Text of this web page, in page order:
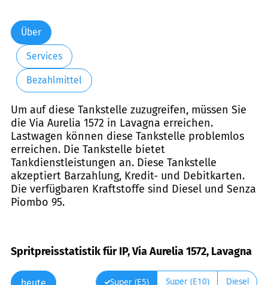
Über
Services
Bezahlmittel
Um auf diese Tankstelle zuzugreifen, müssen Sie
die Via Aurelia 1572 in Lavagna erreichen.
Lastwagen können diese Tankstelle problemlos
erreichen. Die Tankstelle bietet
Tankdienstleistungen an. Diese Tankstelle
akzeptiert Barzahlung, Kredit- und Debitkarten.
Die verfügbaren Kraftstoffe sind Diesel und Senza
Piombo 95.
Spritpreisstatistik für IP, Via Aurelia 1572, Lavagna
heute Super (E5) Super (E10) Diesel